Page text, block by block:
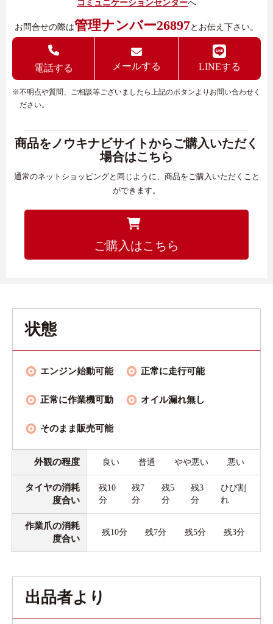
コミュニケーションセンターへ
お問合せの際は管理ナンバー26897とお伝え下さい。
電話する メールする LINEする
※不明点や質問、ご相談等ございましたら上記のボタンよりお問い合わせく
ださい。
商品をノウキナビサイトからご購入いただく
場合はこちら
通常のネットショッピングと同じように、商品をご購入いただくこと
ができます。
ご購入はこちら
状態
エンジン始動可能 正常に走行可能
正常に作業機可動 オイル漏れ無し
そのまま販売可能
外観の程度 良い 普通 やや悪い 悪い
タイヤの消耗
度合い
残10
分
残7
分
残5
分
残3
分
ひび割
れ
作業爪の消耗
度合い
残10分 残7分 残5分 残3分
出品者より